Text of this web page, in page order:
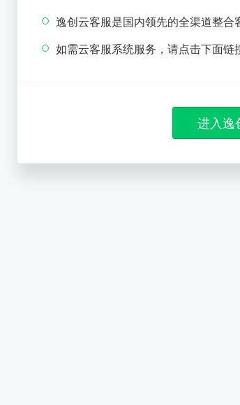
逸创云客服是国内领先的全渠道整合
如需云客服系统服务，请点击下面链
进入逸